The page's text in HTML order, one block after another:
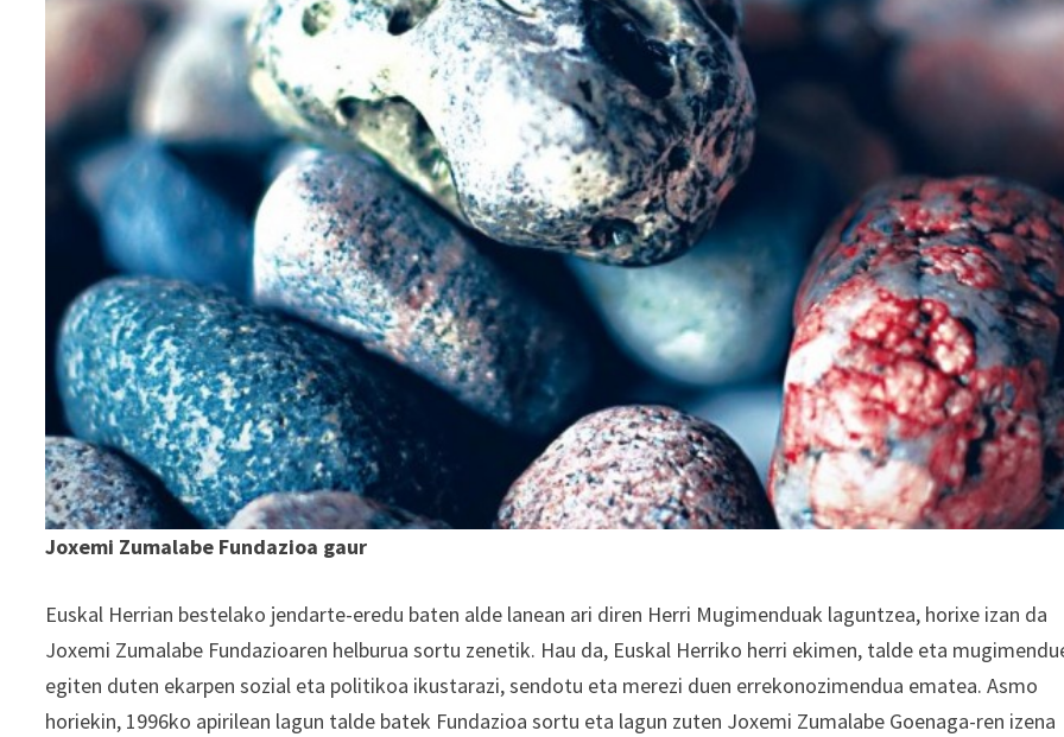
Joxemi Zumalabe Fundazioa gaur
Euskal Herrian bestelako jendarte-eredu baten alde lanean ari diren Herri Mugimenduak laguntzea, horixe izan da
Joxemi Zumalabe Fundazioaren helburua sortu zenetik. Hau da, Euskal Herriko herri ekimen, talde eta
egiten duten ekarpen sozial eta politikoa ikustarazi, sendotu eta merezi duen errekonozimendua ematea. Asmo
horiekin, 1996ko apirilean lagun talde batek Fundazioa sortu eta lagun zuten Joxemi Zumalabe Goenaga-ren izena